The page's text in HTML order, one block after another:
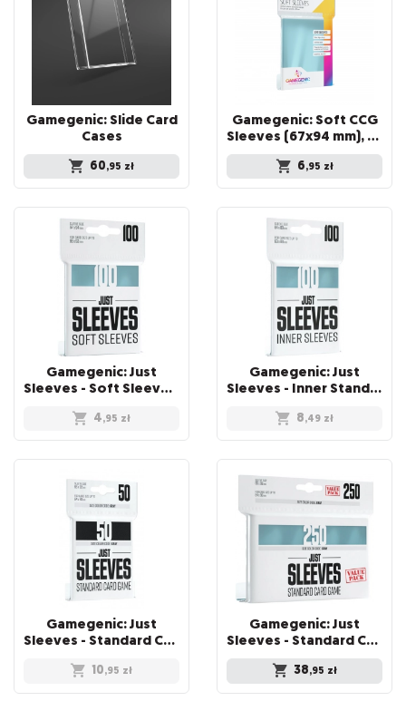
Gamegenic: Slide Card
Cases
60,95 zł
Gamegenic: Soft CCG
Sleeves (67x94 mm), 100 sztuk
6,95 zł
Gamegenic: Just
Sleeves - Soft Sleeves (67 x 94 mm) 100 sztuk, Clear
4,95 zł
Gamegenic: Just
Sleeves - Inner Standard Card Game Sleeves (64x89 mm), 100 sztuk
8,49 zł
Gamegenic: Just
Sleeves - Standard Card Game Sleeves (66x91 mm), Czarne, 50 sztuk
10,95 zł
Gamegenic: Just
Sleeves - Standard Card Game Sleeves (66x92 mm) - Value Pack, 250 sztuk
38,95 zł